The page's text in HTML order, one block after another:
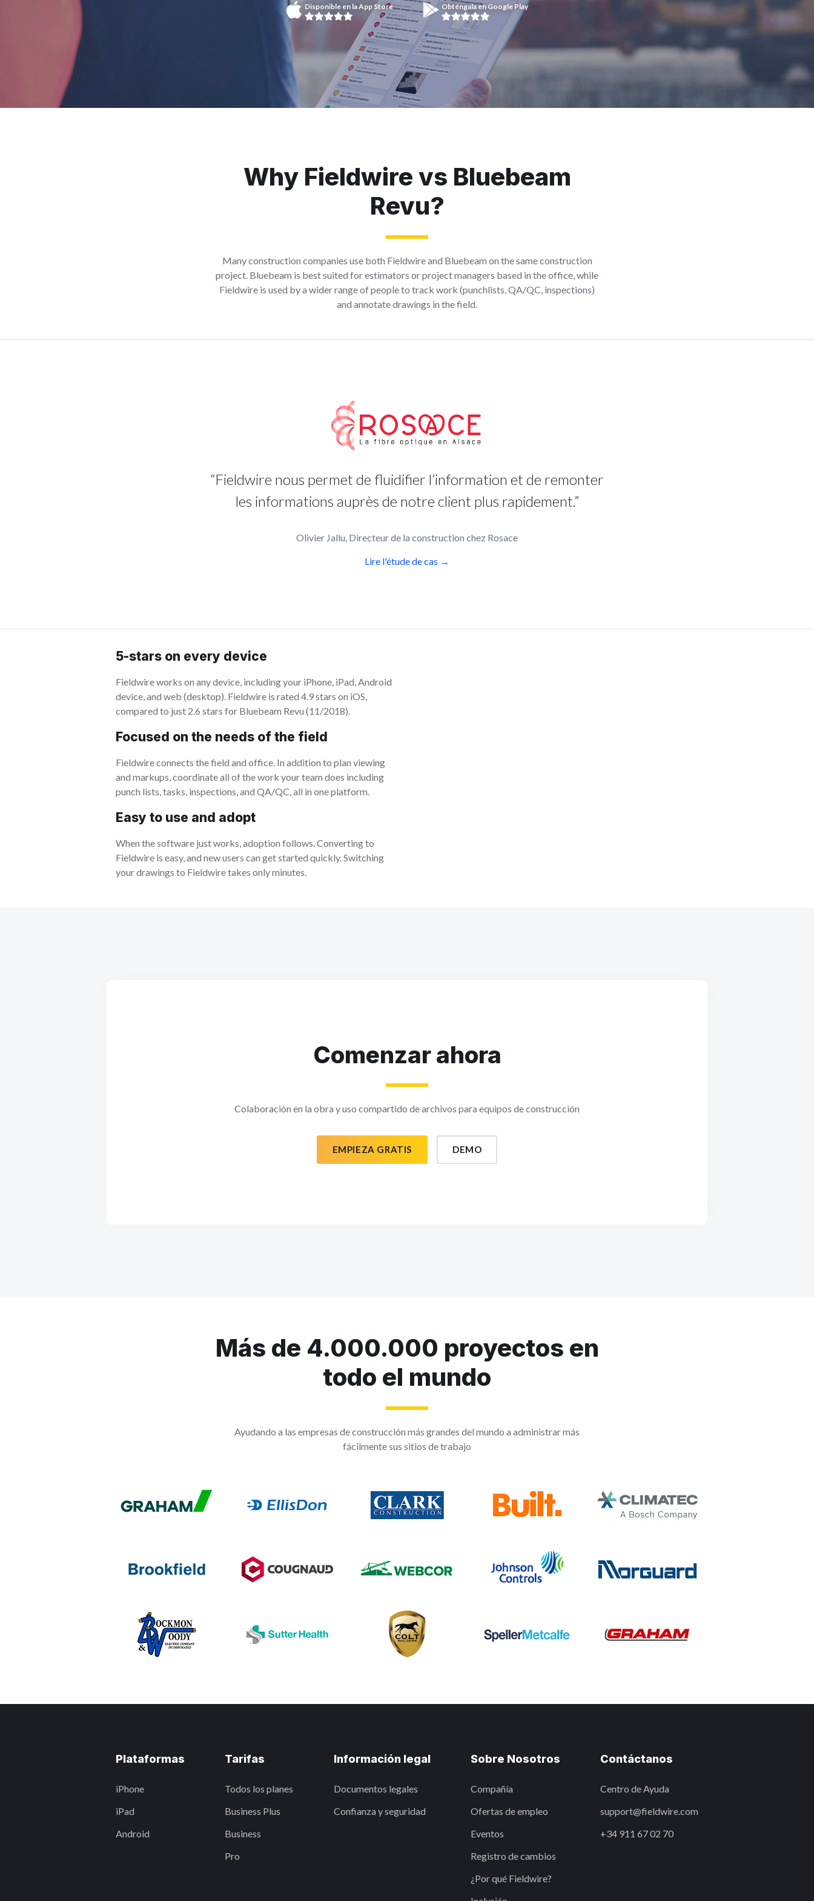
Disponible en la App Store Obténgala en Google Play
Why Fieldwire vs Bluebeam
Revu?
Many construction companies use both Fieldwire and Bluebeam on the same construction
project. Bluebeam is best suited for estimators or project managers based in the office, while
Fieldwire is used by a wider range of people to track work (punchlists, QA/QC, inspections)
and annotate drawings in the field.
“Fieldwire nous permet de fluidifier l’information et de remonter
les informations auprès de notre client plus rapidement.”
Olivier Jallu, Directeur de la construction chez Rosace
Lire l'étude de cas →
5-stars on every device
Fieldwire works on any device, including your iPhone, iPad, Android
device, and web (desktop). Fieldwire is rated 4.9 stars on iOS,
compared to just 2.6 stars for Bluebeam Revu (11/2018).
Focused on the needs of the field
Fieldwire connects the field and office. In addition to plan viewing
and markups, coordinate all of the work your team does including
punch lists, tasks, inspections, and QA/QC, all in one platform.
Easy to use and adopt
When the software just works, adoption follows. Converting to
Fieldwire is easy, and new users can get started quickly. Switching
your drawings to Fieldwire takes only minutes.
Comenzar ahora
Colaboración en la obra y uso compartido de archivos para equipos de construcción
EMPIEZA GRATIS DEMO
Más de 4.000.000 proyectos en
todo el mundo
Ayudando a las empresas de construcción más grandes del mundo a administrar más
fácilmente sus sitios de trabajo
Plataformas
iPhone
iPad
Android
Tarifas
Todos los planes
Business Plus
Business
Pro
Información legal
Documentos legales
Confianza y seguridad
Sobre Nosotros
Compañía
Ofertas de empleo
Eventos
Registro de cambios
¿Por qué Fieldwire?
Contáctanos
Centro de Ayuda
support@fieldwire.com
+34 911 67 02 70